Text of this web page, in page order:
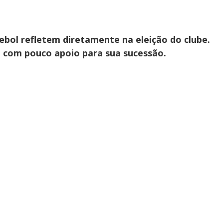
refletem diretamente na eleição do clube.
pouco apoio para sua sucessão.